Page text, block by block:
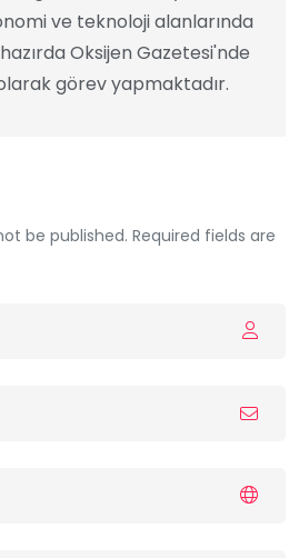
ve teknoloji alanlarında
Oksijen Gazetesi'nde
görev yapmaktadır.
be published. Required fields are